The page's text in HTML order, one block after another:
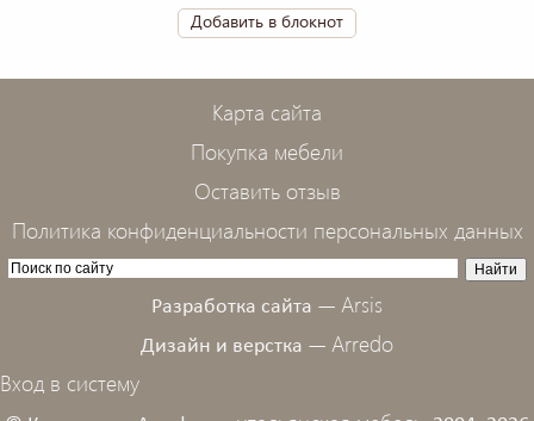
Добавить в блокнот
Карта сайта
Покупка мебели
Оставить отзыв
Политика конфиденциальности персональных данных
Разработка сайта — Arsis
Дизайн и верстка — Arredo
Вход в систему